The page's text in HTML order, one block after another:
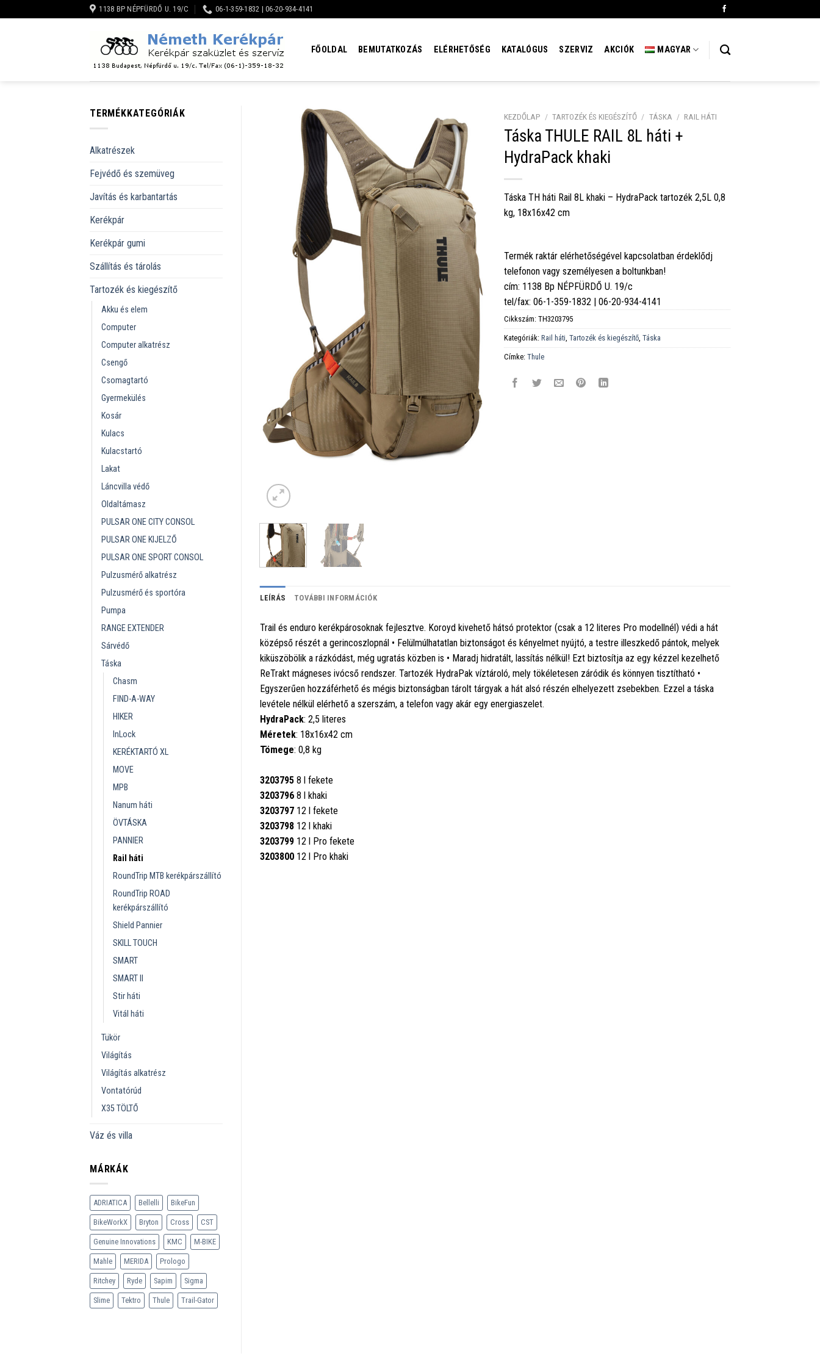
to
1138 BP NÉPFÜRDŐ U. 19/C 06-1-359-1832 | 06-20-934-4141
FŐOLDAL BEMUTATKOZÁS ELÉRHETŐSÉG KATALÓGUS SZERVIZ AKCIÓK MAGYAR
TERMÉKKATEGÓRIÁK
Alkatrészek
Fejvédő és szemüveg
Javítás és karbantartás
Kerékpár
Kerékpár gumi
Szállítás és tárolás
Tartozék és kiegészítő
Akku és elem
Computer
Computer alkatrész
Csengő
Csomagtartó
Gyermekülés
Kosár
Kulacs
Kulacstartó
Lakat
Láncvilla védő
Oldaltámasz
PULSAR ONE CITY CONSOL
PULSAR ONE KIJELZŐ
PULSAR ONE SPORT CONSOL
Pulzusmérő alkatrész
Pulzusmérő és sportóra
Pumpa
RANGE EXTENDER
Sárvédő
Táska
Chasm
FIND-A-WAY
HIKER
InLock
KERÉKTARTÓ XL
MOVE
MPB
Nanum háti
ÖVTÁSKA
PANNIER
Rail háti
RoundTrip MTB kerékpárszállító
RoundTrip ROAD
kerékpárszállító
Shield Pannier
SKILL TOUCH
SMART
SMART II
Stir háti
Vitál háti
Tükör
Világítás
Világítás alkatrész
Vontatórúd
X35 TÖLTŐ
Váz és villa
MÁRKÁK
ADRIATICA Bellelli BikeFun
BikeWorkX Bryton Cross CST
Genuine Innovations KMC M-BIKE
Mahle MERIDA Prologo
Ritchey Ryde Sapim Sigma
Slime Tektro Thule Trail-Gator
KEZDŐLAP / TARTOZÉK ÉS KIEGÉSZÍTŐ / TÁSKA / RAIL HÁTI
Táska THULE RAIL 8L háti +
HydraPack khaki
Táska TH háti Rail 8L khaki – HydraPack tartozék 2,5L 0,8
kg, 18x16x42 cm
Termék raktár elérhetőségével kapcsolatban érdeklődj
telefonon vagy személyesen a boltunkban!
cím: 1138 Bp NÉPFÜRDŐ U. 19/c
tel/fax: 06-1-359-1832 | 06-20-934-4141
Cikkszám:TH3203795
Kategóriák:Rail háti ,Tartozék és kiegészítő ,Táska
Címke:Thule
LEÍRÁS TOVÁBBI INFORMÁCIÓK
Trail és enduro kerékpárosoknak fejlesztve. Koroyd kivehető hátsó protektor (csak a 12 literes Pro modellnél) védi a hát
középső részét a gerincoszlopnál • Felülmúlhatatlan biztonságot és kényelmet nyújtó, a testre illeszkedő pántok, melyek
kiküszöbölik a rázkódást, még ugratás közben is • Maradj hidratált, lassítás nélkül! Ezt biztosítja az egy kézzel kezelhető
ReTrakt mágneses ivócső rendszer. Tartozék HydraPak víztároló, mely tökéletesen záródik és könnyen tisztítható •
Egyszerűen hozzáférhető és mégis biztonságban tárolt tárgyak a hát alsó részén elhelyezett zsebekben. Ezzel a táska
levétele nélkül elérhető a szerszám, a telefon vagy akár egy energiaszelet.
HydraPack: 2,5 literes
Méretek: 18x16x42 cm
Tömege: 0,8 kg
32037958 l fekete
32037968 l khaki
320379712 l fekete
320379812 l khaki
320379912 l Pro fekete
320380012 l Pro khaki